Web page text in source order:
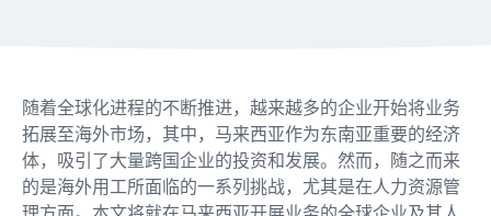
随着全球化进程的不断推进，越来越多的企业开始将业务
拓展至海外市场，其中，马来西亚作为东南亚重要的经济
体，吸引了大量跨国企业的投资和发展。然而，随之而来
的是海外用工所面临的一系列挑战，尤其是在人力资源管